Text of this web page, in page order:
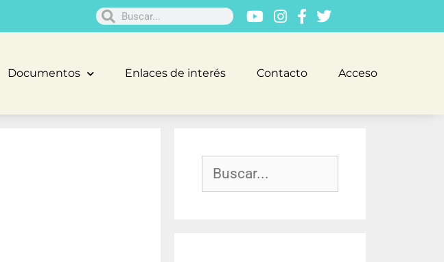
Documentos Enlaces de interés Contacto Acceso